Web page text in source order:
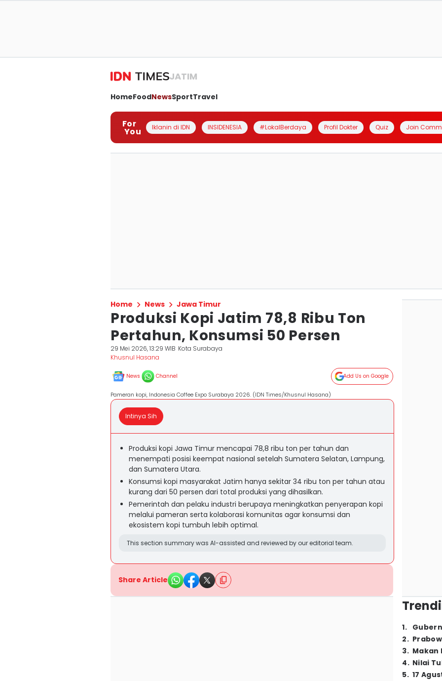
JATIM
HomeFoodNewsSportTravel
For
You Iklanin di IDN INSIDENESIA #LokalBerdaya Profil Dokter Quiz Join
Home News Jawa Timur
Produksi Kopi Jatim 78,8 Ribu Ton
Pertahun, Konsumsi 50 Persen
29 Mei 2026, 13:29 WIB Kota Surabaya
Khusnul Hasana
News Channel Add Us on Google
Pameran kopi, Indonesia Coffee Expo Surabaya 2026. (IDN Times/Khusnul Hasana)
Intinya Sih
Produksi kopi Jawa Timur mencapai 78,8 ribu ton per tahun dan
menempati posisi keempat nasional setelah Sumatera Selatan, Lampung,
dan Sumatera Utara.
Konsumsi kopi masyarakat Jatim hanya sekitar 34 ribu ton per tahun atau
kurang dari 50 persen dari total produksi yang dihasilkan.
Pemerintah dan pelaku industri berupaya meningkatkan penyerapan kopi
melalui pameran serta kolaborasi komunitas agar konsumsi dan
ekosistem kopi tumbuh lebih optimal.
This section summary was AI-assisted and reviewed by our editorial team.
Share Article
1.
2.
3. Makan
4. Nilai
5. 17